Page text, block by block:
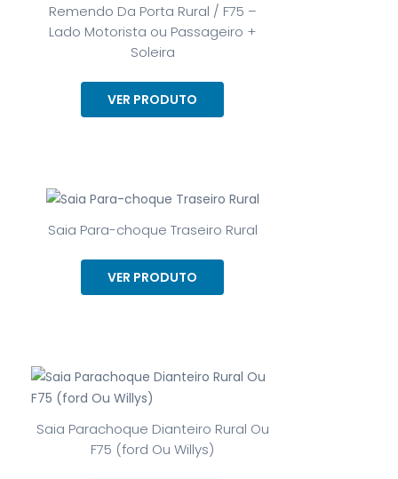
Remendo Da Porta Rural / F75 –
Lado Motorista ou Passageiro +
Soleira
VER PRODUTO
Saia Para-choque Traseiro Rural
VER PRODUTO
Saia Parachoque Dianteiro Rural Ou
F75 (ford Ou Willys)